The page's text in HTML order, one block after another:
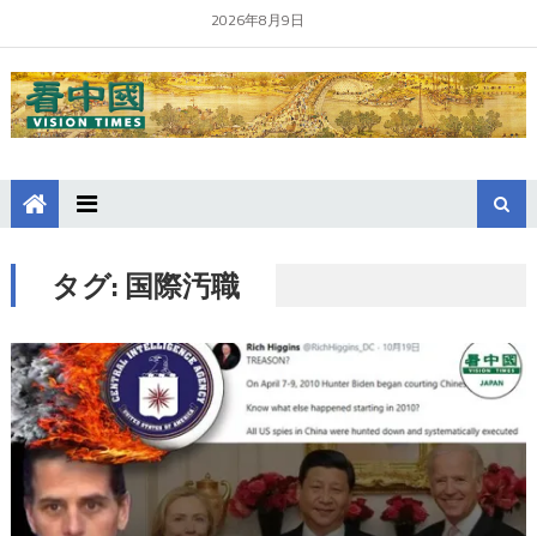
2026年8月9日
タグ: 国際汚職